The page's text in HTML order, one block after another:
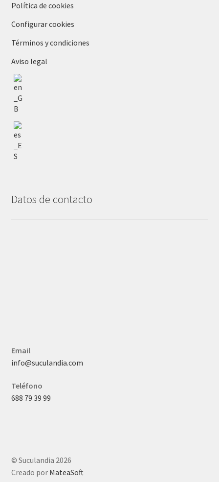
Política de cookies
Configurar cookies
Términos y condiciones
Aviso legal
Datos de contacto
Email
info@suculandia.com
Teléfono
688 79 39 99
© Suculandia 2026
Creado por MateaSoft